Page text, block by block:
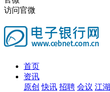
访问官微
首页
资讯
原创 快讯 招聘 会议 江湖